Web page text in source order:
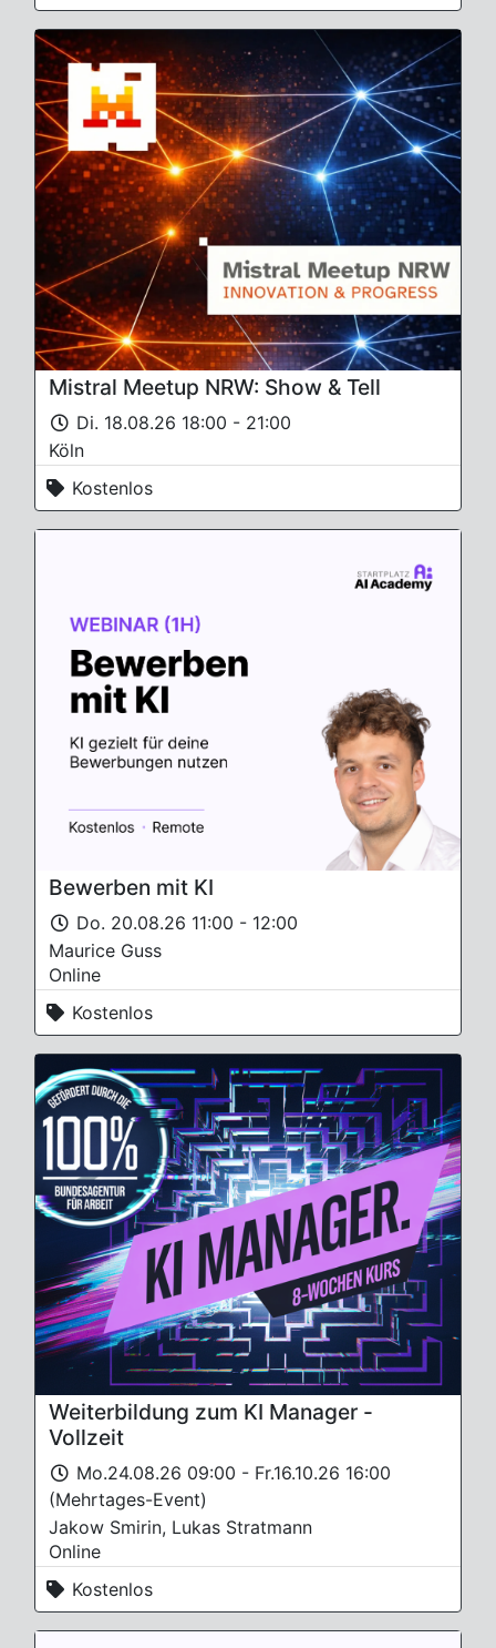
Mistral Meetup NRW: Show & Tell
Di. 18.08.26 18:00 - 21:00
Köln
Kostenlos
Bewerben mit KI
Do. 20.08.26 11:00 - 12:00
Maurice Guss
Online
Kostenlos
Weiterbildung zum KI Manager -
Vollzeit
Mo.24.08.26 09:00 - Fr.16.10.26 16:00
(Mehrtages-Event)
Jakow Smirin, Lukas Stratmann
Online
Kostenlos